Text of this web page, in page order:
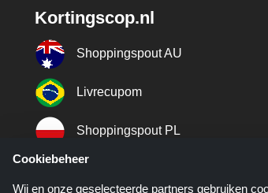
Kortingscop.nl
Shoppingspout AU
Livrecupom
Shoppingspout PL
Cookiebeheer
Wij en onze geselecteerde partners gebruiken